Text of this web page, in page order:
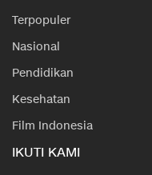
Terpopuler
Nasional
Pendidikan
Kesehatan
Film Indonesia
IKUTI KAMI